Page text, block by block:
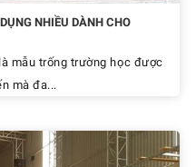
NHIỀU DÀNH CHO
mẫu trống trường học được
mà đa...